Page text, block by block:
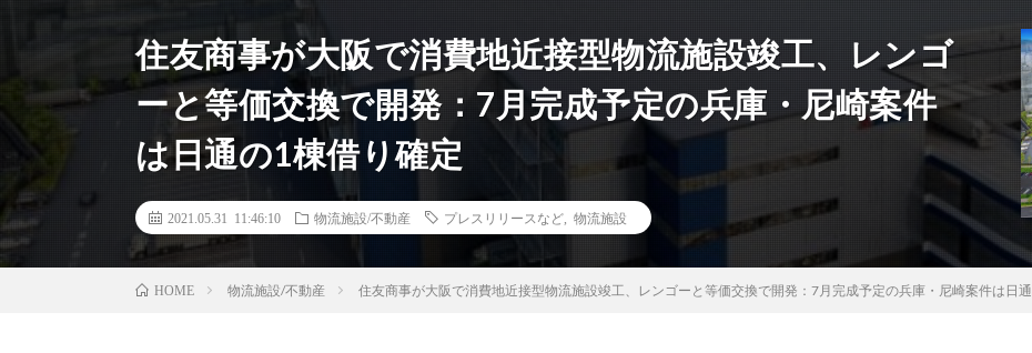
住友商事が大阪で消費地近接型物流施設竣工、レンゴ
ーと等価交換で開発：7月完成予定の兵庫・尼崎案件
は日通の1棟借り確定
2021.05.31 11:46:10 物流施設/不動産 プレスリリースなど 物流施設
HOME 物流施設/不動産 住友商事が大阪で消費地近接型物流施設竣工、レンゴーと等価交換で開発：7月完成予定の兵庫・尼崎案件は日